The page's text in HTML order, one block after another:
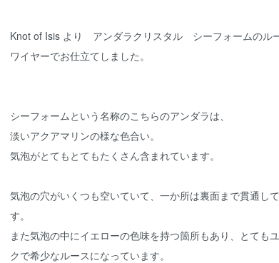
Knot of Isis より アンダラクリスタル シーフォームのル
ワイヤーでお仕立てしました。
シーフォームという名称のこちらのアンダラは、
淡いアクアマリンの様な色合い。
気泡がとてもとてもたくさん含まれています。
気泡の穴がいくつも空いていて、一か所は裏面まで貫通し
す。
また気泡の中にイエローの色味を持つ箇所もあり、とても
クで希少なルースになっています。